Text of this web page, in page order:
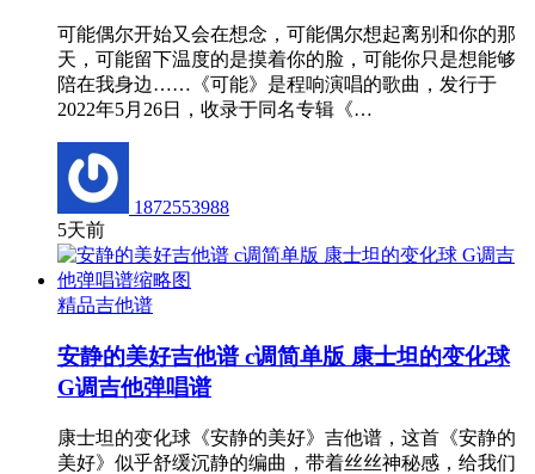
可能偶尔开始又会在想念，可能偶尔想起离别和你的那
天，可能留下温度的是摸着你的脸，可能你只是想能够
陪在我身边……《可能》是程响演唱的歌曲，发行于
2022年5月26日，收录于同名专辑《…
1872553988
5天前
精品吉他谱
安静的美好吉他谱 c调简单版 康士坦的变化球
G调吉他弹唱谱
康士坦的变化球《安静的美好》吉他谱，这首《安静的
美好》似乎舒缓沉静的编曲，带着丝丝神秘感，给我们